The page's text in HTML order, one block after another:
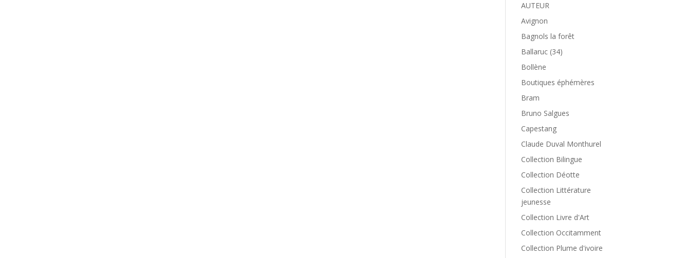
AUTEUR
Avignon
Bagnols la forêt
Ballaruc (34)
Bollène
Boutiques éphémères
Bram
Bruno Salgues
Capestang
Claude Duval Monthurel
Collection Bilingue
Collection Déotte
Collection Littérature
jeunesse
Collection Livre d'Art
Collection Occitamment
Collection Plume d'ivoire